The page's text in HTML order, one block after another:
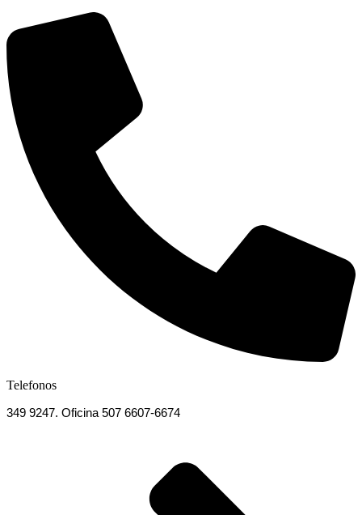
Telefonos
349 9247. Oficina 507 6607-6674